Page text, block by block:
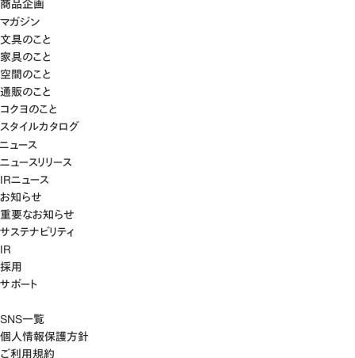
商品企画
マガジン
文具のこと
家具のこと
空間のこと
通販のこと
コクヨのこと
スタイルカタログ
ニュース
ニュースリリース
IRニュース
お知らせ
重要なお知らせ
サステナビリティ
IR
採用
サポート
SNS一覧
個人情報保護方針
ご利用規約